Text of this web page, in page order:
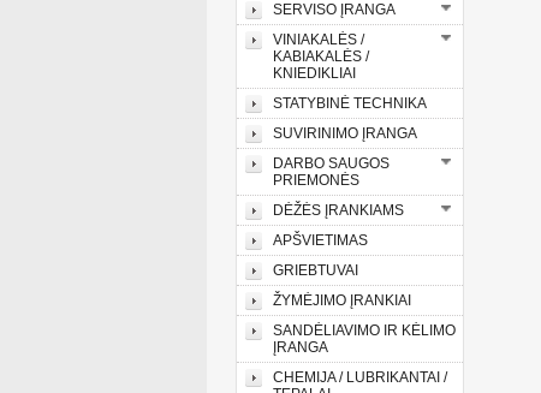
SERVISO ĮRANGA
VINIAKALĖS /
KABIAKALĖS /
KNIEDIKLIAI
STATYBINĖ TECHNIKA
SUVIRINIMO ĮRANGA
DARBO SAUGOS
PRIEMONĖS
DĖŽĖS ĮRANKIAMS
APŠVIETIMAS
GRIEBTUVAI
ŽYMĖJIMO ĮRANKIAI
SANDĖLIAVIMO IR KĖLIMO
ĮRANGA
CHEMIJA / LUBRIKANTAI /